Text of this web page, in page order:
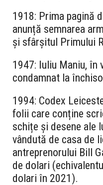
1918: Prima pagină
anunță semnarea
și sfârșitul Primului
1947: Iuliu Maniu, în
condamnat la
1994: Codex
folii care conține
schițe și desene ale
vândută de casa de
antreprenorului Bill
de dolari
dolari în 2021).